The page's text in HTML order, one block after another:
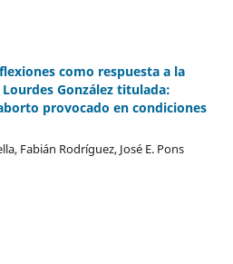
como respuesta a la
González titulada:
provocado en condiciones
Fabián Rodríguez, José E. Pons